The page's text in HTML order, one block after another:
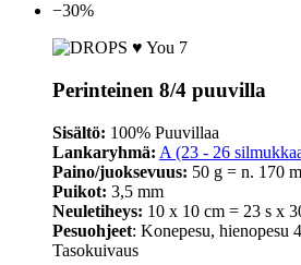
−30%
Perinteinen 8/4 puuvilla
Sisältö: 100% Puuvillaa
Lankaryhmä: A (23 - 26
Paino/juoksevuus: 50 g = n. 170 m
Puikot: 3,5 mm
Neuletiheys: 10 x 10 cm = 23 s x
Pesuohjeet: Konepesu, hienopesu
Tasokuivaus